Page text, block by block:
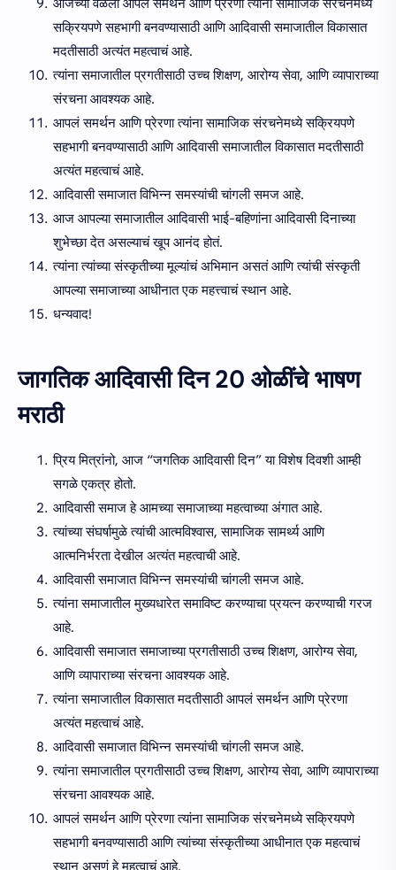
आजच्या वेळेला आपलं समर्थन आणि प्रेरणा त्यांना सामाजिक संरचनेमध्ये
सक्रियपणे सहभागी बनवण्यासाठी आणि आदिवासी समाजातील विकासात
मदतीसाठी अत्यंत महत्वाचं आहे.
त्यांना समाजातील प्रगतीसाठी उच्च शिक्षण, आरोग्य सेवा, आणि व्यापाराच्या
संरचना आवश्यक आहे.
आपलं समर्थन आणि प्रेरणा त्यांना सामाजिक संरचनेमध्ये सक्रियपणे
सहभागी बनवण्यासाठी आणि आदिवासी समाजातील विकासात मदतीसाठी
अत्यंत महत्वाचं आहे.
आदिवासी समाजात विभिन्न समस्यांची चांगली समज आहे.
आज आपल्या समाजातील आदिवासी भाई-बहिणांना आदिवासी दिनाच्या
शुभेच्छा देत असल्याचं खूप आनंद होतं.
त्यांना त्यांच्या संस्कृतीच्या मूल्यांचं अभिमान असतं आणि त्यांची संस्कृती
आपल्या समाजाच्या आधीनात एक महत्त्वाचं स्थान आहे.
धन्यवाद!
जागतिक आदिवासी दिन 20 ओळींचे भाषण
मराठी
प्रिय मित्रांनो, आज “जगतिक आदिवासी दिन” या विशेष दिवशी आम्ही
सगळे एकत्र होतो.
आदिवासी समाज हे आमच्या समाजाच्या महत्वाच्या अंगात आहे.
त्यांच्या संघर्षामुळे त्यांची आत्मविश्वास, सामाजिक सामर्थ्य आणि
आत्मनिर्भरता देखील अत्यंत महत्वाची आहे.
आदिवासी समाजात विभिन्न समस्यांची चांगली समज आहे.
त्यांना समाजातील मुख्यधारेत समाविष्ट करण्याचा प्रयत्न करण्याची गरज
आहे.
आदिवासी समाजात समाजाच्या प्रगतीसाठी उच्च शिक्षण, आरोग्य सेवा,
आणि व्यापाराच्या संरचना आवश्यक आहे.
त्यांना समाजातील विकासात मदतीसाठी आपलं समर्थन आणि प्रेरणा
अत्यंत महत्वाचं आहे.
आदिवासी समाजात विभिन्न समस्यांची चांगली समज आहे.
त्यांना समाजातील प्रगतीसाठी उच्च शिक्षण, आरोग्य सेवा, आणि व्यापाराच्या
संरचना आवश्यक आहे.
आपलं समर्थन आणि प्रेरणा त्यांना सामाजिक संरचनेमध्ये सक्रियपणे
सहभागी बनवण्यासाठी आणि त्यांच्या संस्कृतीच्या आधीनात एक महत्वाचं